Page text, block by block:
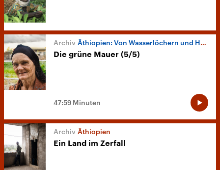
Äthiopien: Von Wasserlöchern und Hochhäusern
Die grüne Mauer (5/5)
47:59 Minuten
Äthiopien
Ein Land im Zerfall